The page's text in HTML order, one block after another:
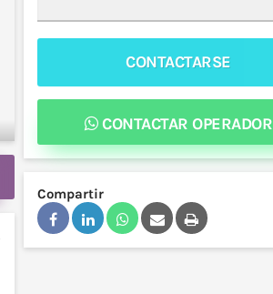
CONTACTARSE
CONTACTAR OPERADOR
Compartir